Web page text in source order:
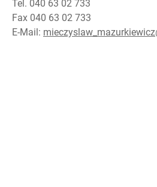
Tel. 040 63 02 733
Fax 040 63 02 733
E-Mail: